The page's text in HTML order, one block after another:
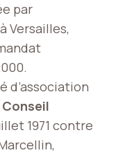
par
Versailles,
d’association
Conseil
1971 contre